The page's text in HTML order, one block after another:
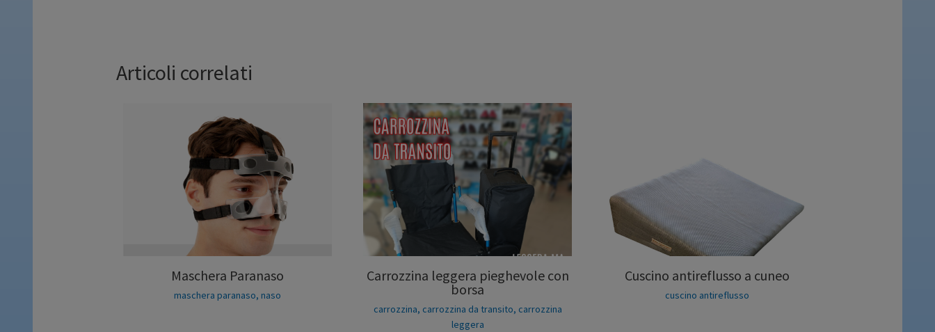
Articoli correlati
Maschera Paranaso
maschera paranaso,naso
Carrozzina leggera pieghevole con
borsa
carrozzina, carrozzina da transito, carrozzina
leggera
Cuscino antireflusso a cuneo
cuscino antireflusso